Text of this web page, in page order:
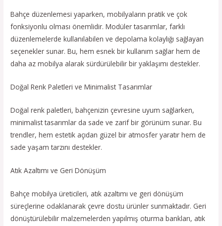
Bahçe düzenlemesi yaparken, mobilyaların pratik ve çok
fonksiyonlu olması önemlidir. Modüler tasarımlar, farklı
düzenlemelerde kullanılabilen ve depolama kolaylığı sağlayan
seçenekler sunar. Bu, hem esnek bir kullanım sağlar hem de
daha az mobilya alarak sürdürülebilir bir yaklaşımı destekler.
Doğal Renk Paletleri ve Minimalist Tasarımlar
Doğal renk paletleri, bahçenizin çevresine uyum sağlarken,
minimalist tasarımlar da sade ve zarif bir görünüm sunar. Bu
trendler, hem estetik açıdan güzel bir atmosfer yaratır hem de
sade yaşam tarzını destekler.
Atık Azaltımı ve Geri Dönüşüm
Bahçe mobilya üreticileri, atık azaltımı ve geri dönüşüm
süreçlerine odaklanarak çevre dostu ürünler sunmaktadır. Geri
dönüştürülebilir malzemelerden yapılmış oturma bankları, atık